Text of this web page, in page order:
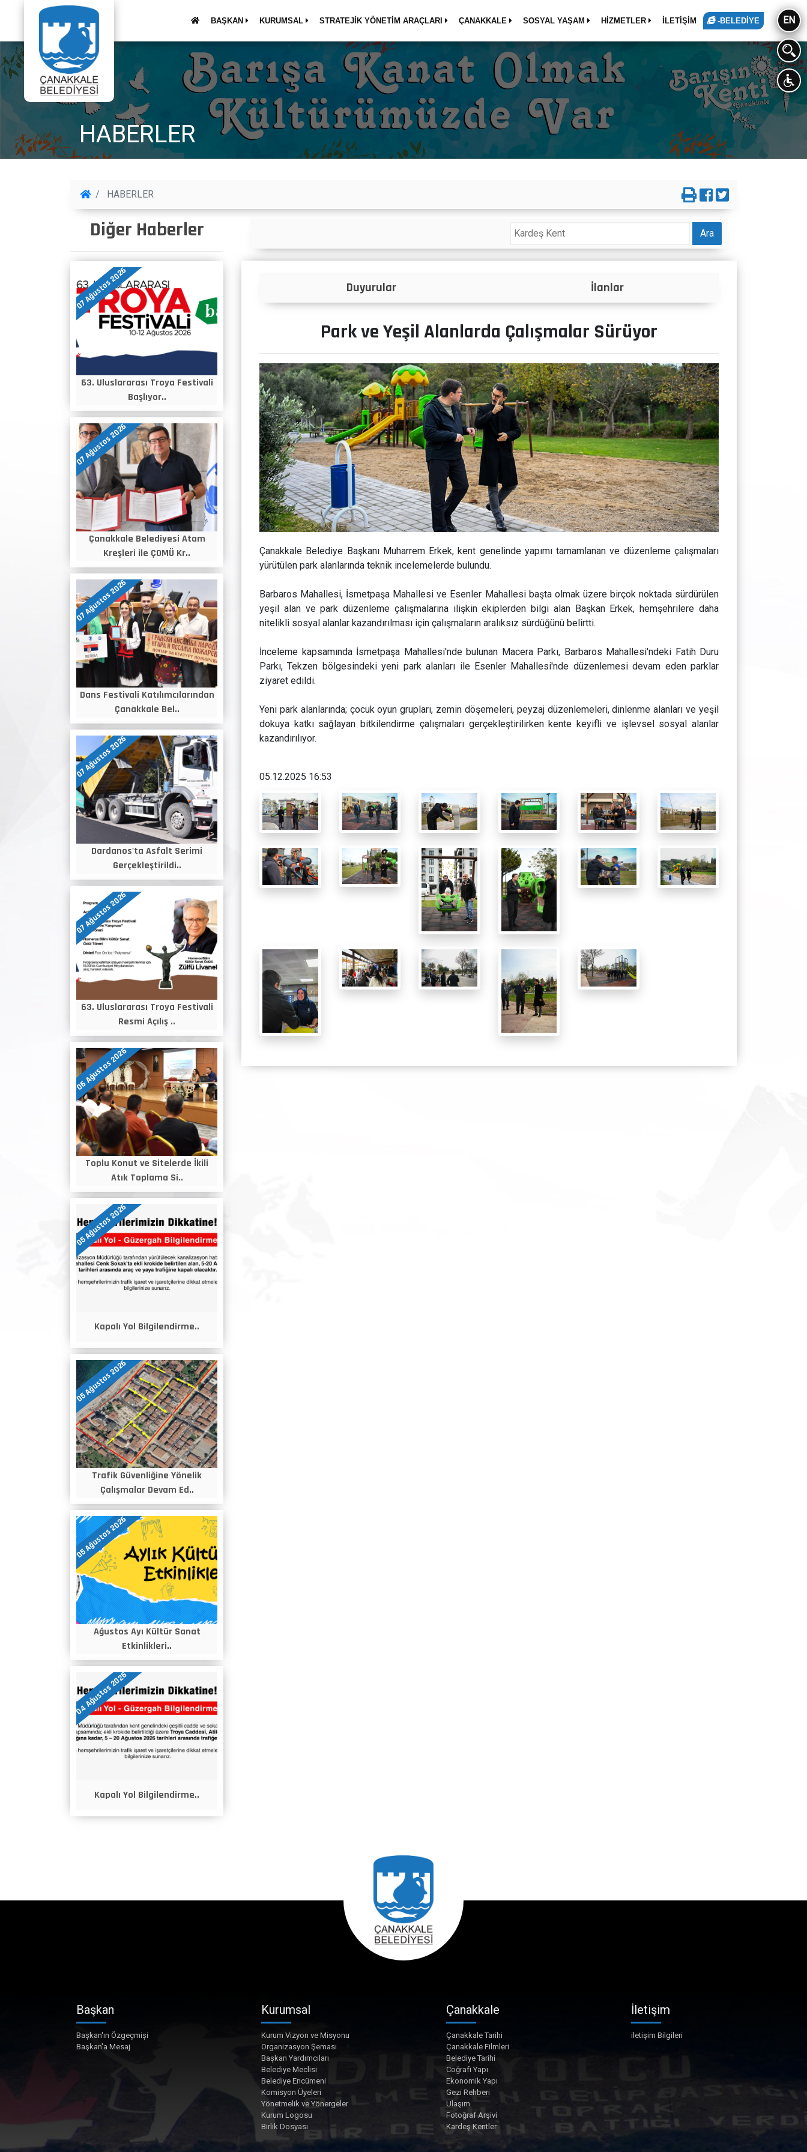
BAŞKAN KURUMSAL STRATEJİK YÖNETİM ARAÇLARI ÇANAKKALE SOSYAL YAŞAM HİZMETLER İLETİŞİM -BELEDİYE EN
HABERLER
HABERLER
Diğer Haberler
07 Ağustos 2026
63. Uluslararası Troya Festivali
Başlıyor..
07 Ağustos 2026
Çanakkale Belediyesi Atam
Kreşleri ile ÇOMÜ Kr..
07 Ağustos 2026
Dans Festivali Katılımcılarından
Çanakkale Bel..
07 Ağustos 2026
Dardanos'ta Asfalt Serimi
Gerçekleştirildi..
07 Ağustos 2026
63. Uluslararası Troya Festivali
Resmi Açılış ..
06 Ağustos 2026
Toplu Konut ve Sitelerde İkili
Atık Toplama Si..
05 Ağustos 2026
Kapalı Yol Bilgilendirme..
05 Ağustos 2026
Trafik Güvenliğine Yönelik
Çalışmalar Devam Ed..
05 Ağustos 2026
Ağustos Ayı Kültür Sanat
Etkinlikleri..
04 Ağustos 2026
Kapalı Yol Bilgilendirme..
Ara
Duyurular İlanlar Projeler
Park ve Yeşil Alanlarda Çalışmalar Sürüyor
Çanakkale Belediye Başkanı Muharrem Erkek, kent genelinde yapımı tamamlanan ve düzenleme çalışmaları
yürütülen park alanlarında teknik incelemelerde bulundu.
Barbaros Mahallesi, İsmetpaşa Mahallesi ve Esenler Mahallesi başta olmak üzere birçok noktada sürdürülen
yeşil alan ve park düzenleme çalışmalarına ilişkin ekiplerden bilgi alan Başkan Erkek, hemşehrilere daha
nitelikli sosyal alanlar kazandırılması için çalışmaların aralıksız sürdüğünü belirtti.
İnceleme kapsamında İsmetpaşa Mahallesi'nde bulunan Macera Parkı, Barbaros Mahallesi'ndeki Fatih Duru
Parkı, Tekzen bölgesindeki yeni park alanları ile Esenler Mahallesi'nde düzenlemesi devam eden parklar
ziyaret edildi.
Yeni park alanlarında; çocuk oyun grupları, zemin döşemeleri, peyzaj düzenlemeleri, dinlenme alanları ve yeşil
dokuya katkı sağlayan bitkilendirme çalışmaları gerçekleştirilirken kente keyifli ve işlevsel sosyal alanlar
kazandırılıyor.
05.12.2025 16:53
Başkan
Başkan'ın Özgeçmişi
Başkan'a Mesaj
Kurumsal
Kurum Vizyon ve Misyonu
Organizasyon Şeması
Başkan Yardımcıları
Belediye Meclisi
Belediye Encümeni
Komisyon Üyeleri
Yönetmelik ve Yönergeler
Kurum Logosu
Birlik Dosyası
Çanakkale
Çanakkale Tarihi
Çanakkale Filmleri
Belediye Tarihi
Coğrafi Yapı
Ekonomik Yapı
Gezi Rehberi
Ulaşım
Fotoğraf Arşivi
Kardeş Kentler
İletişim
iletişim Bilgileri